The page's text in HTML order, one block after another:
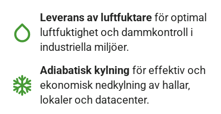
Leverans av luftfuktare för optimal
luftfuktighet och dammkontroll i
industriella miljöer.
Adiabatisk kylning för effektiv och
ekonomisk nedkylning av hallar,
lokaler och datacenter.